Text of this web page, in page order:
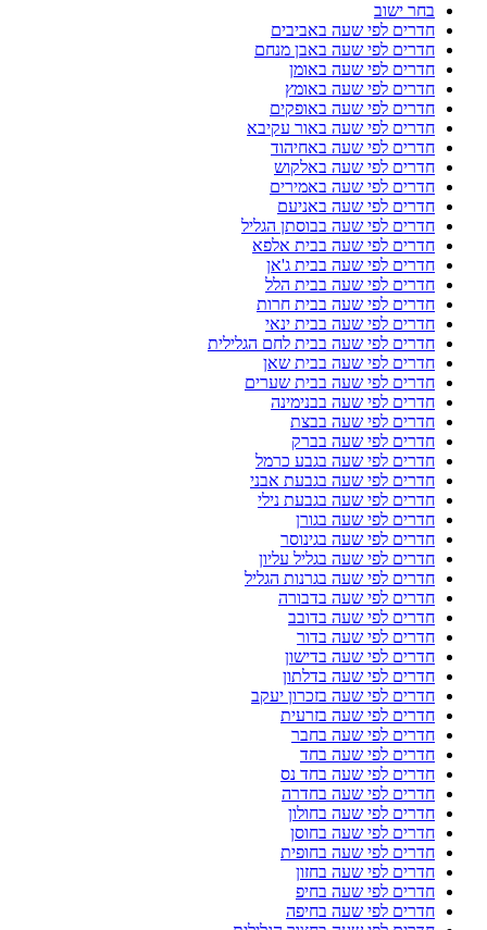
בחר ישוב
חדרים לפי שעה באביבים
חדרים לפי שעה באבן מנחם
חדרים לפי שעה באומן
חדרים לפי שעה באומץ
חדרים לפי שעה באופקים
חדרים לפי שעה באור עקיבא
חדרים לפי שעה באחיהוד
חדרים לפי שעה באלקוש
חדרים לפי שעה באמירים
חדרים לפי שעה באניעם
חדרים לפי שעה בבוסתן הגליל
חדרים לפי שעה בבית אלפא
חדרים לפי שעה בבית ג'אן
חדרים לפי שעה בבית הלל
חדרים לפי שעה בבית חרות
חדרים לפי שעה בבית ינאי
חדרים לפי שעה בבית לחם הגלילית
חדרים לפי שעה בבית שאן
חדרים לפי שעה בבית שערים
חדרים לפי שעה בבנימינה
חדרים לפי שעה בבצת
חדרים לפי שעה בברק
חדרים לפי שעה בגבע כרמל
חדרים לפי שעה בגבעת אבני
חדרים לפי שעה בגבעת נילי
חדרים לפי שעה בגורן
חדרים לפי שעה בגינוסר
חדרים לפי שעה בגליל עליון
חדרים לפי שעה בגרנות הגליל
חדרים לפי שעה בדבורה
חדרים לפי שעה בדובב
חדרים לפי שעה בדור
חדרים לפי שעה בדישון
חדרים לפי שעה בדלתון
חדרים לפי שעה בזכרון יעקב
חדרים לפי שעה בזרעית
חדרים לפי שעה בחבר
חדרים לפי שעה בחד
חדרים לפי שעה בחד נס
חדרים לפי שעה בחדרה
חדרים לפי שעה בחולון
חדרים לפי שעה בחוסן
חדרים לפי שעה בחופית
חדרים לפי שעה בחזון
חדרים לפי שעה בחיפ
חדרים לפי שעה בחיפה